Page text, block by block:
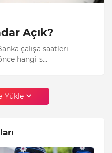
Açık?
hangi s…
Yükle